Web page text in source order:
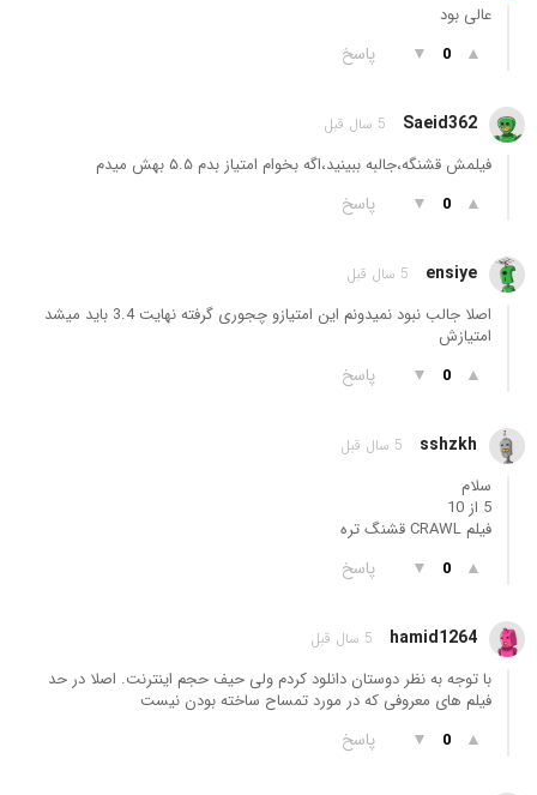
عالی بود
▲
0
▼ پاسخ
Saeid362 5 سال قبل
فیلمش قشنگه،جالبه ببینید،اگه بخوام امتیاز بدم ۵.۵ بهش میدم
▲
0
▼ پاسخ
ensiye 5 سال قبل
اصلا جالب نبود نمیدونم این امتیازو چجوری گرفته نهایت 3.4 باید میشد
امتیازش
▲
0
▼ پاسخ
sshzkh 5 سال قبل
سلام
5 از 10
فیلم CRAWL قشنگ تره
▲
0
▼ پاسخ
hamid1264 5 سال قبل
با توجه به نظر دوستان دانلود کردم ولی حیف حجم اینترنت. اصلا در حد
فیلم های معروفی که در مورد تمساح ساخته بودن نیست
▲
0
▼ پاسخ